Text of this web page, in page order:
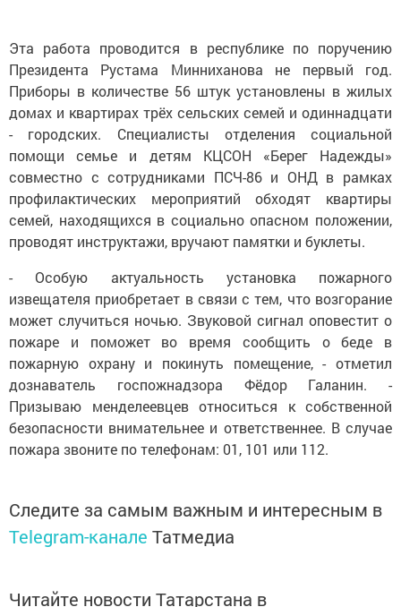
Эта работа проводится в республике по поручению
Президента Рустама Минниханова не первый год.
Приборы в количестве 56 штук установлены в жилых
домах и квартирах трёх сельских семей и одиннадцати
- городских. Специалисты отделения социальной
помощи семье и детям КЦСОН «Берег Надежды»
совместно с сотрудниками ПСЧ-86 и ОНД в рамках
профилактических мероприятий обходят квартиры
семей, находящихся в социально опасном положении,
проводят инструктажи, вручают памятки и буклеты.
- Особую актуальность установка пожарного
извещателя приобретает в связи с тем, что возгорание
может случиться ночью. Звуковой сигнал оповестит о
пожаре и поможет во время сообщить о беде в
пожарную охрану и покинуть помещение, - отметил
дознаватель госпожнадзора Фёдор Галанин. -
Призываю менделеевцев относиться к собственной
безопасности внимательнее и ответственнее. В случае
пожара звоните по телефонам: 01, 101 или 112.
Следите за самым важным и интересным в
Telegram-канале Татмедиа
Читайте новости Татарстана в